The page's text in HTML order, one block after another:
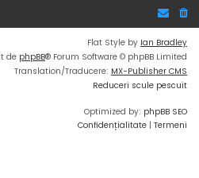
Flat Style by Ian Bradley
de phpBB® Forum Software © phpBB Limited
Translation/Traducere: MX-Publisher CMS
Reduceri scule pescuit
Optimized by: phpBB SEO
Confidențialitate | Termeni